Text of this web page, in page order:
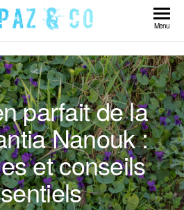
Teppaz
& Co
Menu
parfait de la
Nanouk :
et conseils